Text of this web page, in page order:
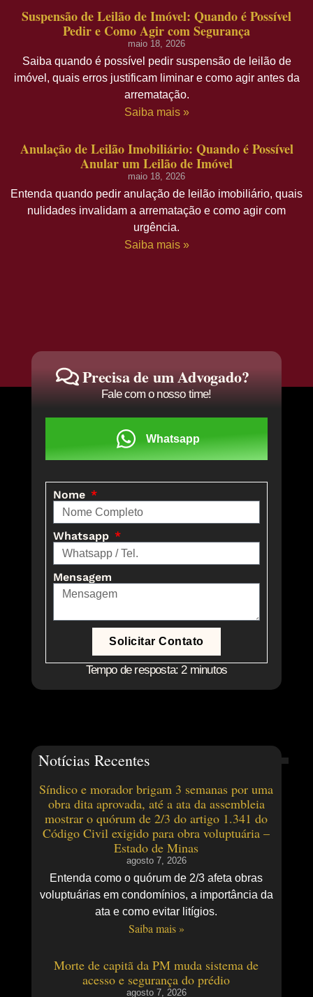
Suspensão de Leilão de Imóvel: Quando é Possível
Pedir e Como Agir com Segurança
maio 18, 2026
Saiba quando é possível pedir suspensão de leilão de
imóvel, quais erros justificam liminar e como agir antes da
arrematação.
Saiba mais »
Anulação de Leilão Imobiliário: Quando é Possível
Anular um Leilão de Imóvel
maio 18, 2026
Entenda quando pedir anulação de leilão imobiliário, quais
nulidades invalidam a arrematação e como agir com
urgência.
Saiba mais »
Precisa de um Advogado?
Fale com o nosso time!
Whatsapp
Nome
Whatsapp
Mensagem
Solicitar Contato
Tempo de resposta: 2 minutos
Notícias Recentes
Síndico e morador brigam 3 semanas por uma
obra dita aprovada, até a ata da assembleia
mostrar o quórum de 2/3 do artigo 1.341 do
Código Civil exigido para obra voluptuária –
Estado de Minas
agosto 7, 2026
Entenda como o quórum de 2/3 afeta obras
voluptuárias em condomínios, a importância da
ata e como evitar litígios.
Saiba mais »
Morte de capitã da PM muda sistema de
acesso e segurança do prédio
agosto 7, 2026